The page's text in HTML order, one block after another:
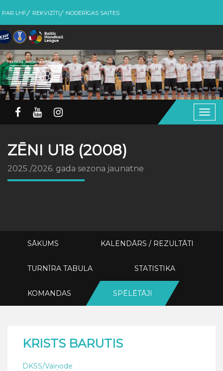
PAR LHF REKVIZĪTI NODERĪGAS SAITES
ZĒNI U18 (2008)
2025./2026. gada sezona jaunatne
SĀKUMS KALENDĀRS / REZULTĀTI
TURNĪRA TABULA STATISTIKA
KOMANDAS SPĒLĒTĀJI
KRISTS BARUTIS
DKSS/Vaiņode